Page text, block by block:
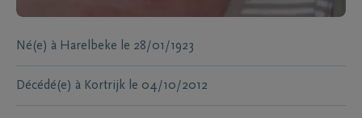
Né(e) à Harelbeke le 28/01/1923
Décédé(e) à Kortrijk le 04/10/2012